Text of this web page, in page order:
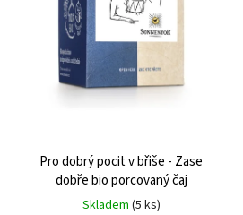
Pro dobrý pocit v břiše - Zase
dobře bio porcovaný čaj
Skladem (5 ks)